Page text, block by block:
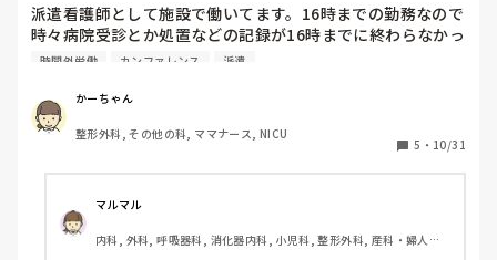
派遣看護師として施設で働いてます。16時までの勤務なので
時々病院受診とか処置などの記録が16時までに終わらなかっ
たりします💦また、カンファレンスとかも忙しくて時間内に
為、時間外をもらう為に時間外申請書にその事を書きました
が承認してもらえません💦記録やカンファレンスって残業に
ならないのですか？💦正直イラッとします💦
時間外労働 カンファレンス 派遣
かーちゃん
整形外科, その他の科, ママナース, NICU
5 ・ 10/31
マルマル
内科, 外科, 呼吸器科, 消化器内科, 小児科, 整形外科, 産科・婦人科,